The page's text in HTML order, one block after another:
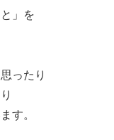
」を
ったり
す。